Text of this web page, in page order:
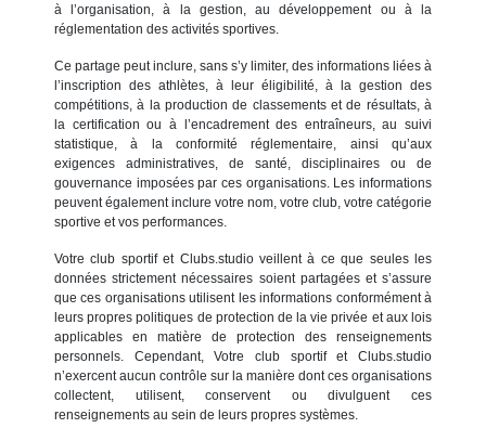
à l’organisation, à la gestion, au développement ou à la
réglementation des activités sportives.
Ce partage peut inclure, sans s’y limiter, des informations liées à
l’inscription des athlètes, à leur éligibilité, à la gestion des
compétitions, à la production de classements et de résultats, à
la certification ou à l’encadrement des entraîneurs, au suivi
statistique, à la conformité réglementaire, ainsi qu’aux
exigences administratives, de santé, disciplinaires ou de
gouvernance imposées par ces organisations. Les informations
peuvent également inclure votre nom, votre club, votre catégorie
sportive et vos performances.
Votre club sportif et Clubs.studio veillent à ce que seules les
données strictement nécessaires soient partagées et s’assure
que ces organisations utilisent les informations conformément à
leurs propres politiques de protection de la vie privée et aux lois
applicables en matière de protection des renseignements
personnels. Cependant, Votre club sportif et Clubs.studio
n’exercent aucun contrôle sur la manière dont ces organisations
collectent, utilisent, conservent ou divulguent ces
renseignements au sein de leurs propres systèmes.